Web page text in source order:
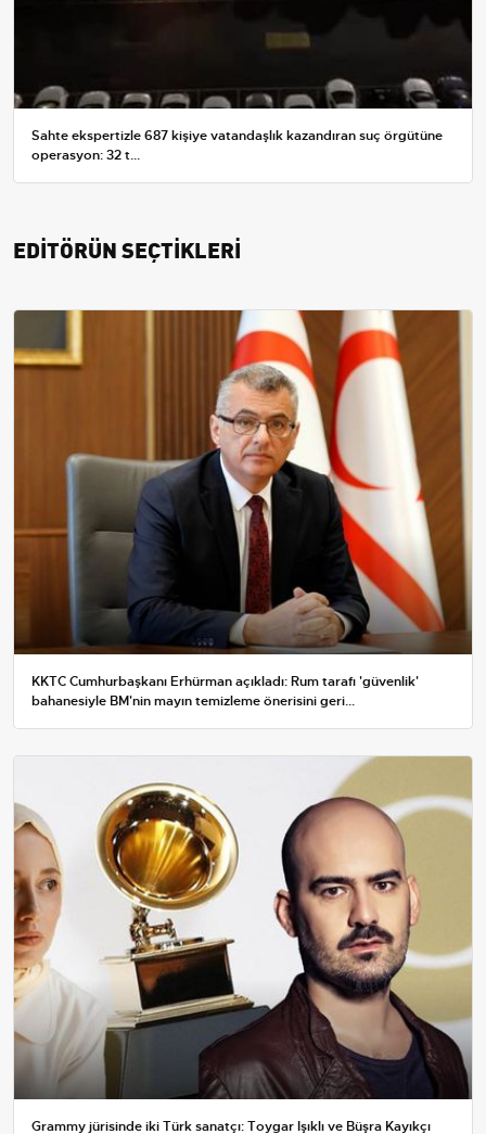
Sahte ekspertizle 687 kişiye vatandaşlık kazandıran suç örgütüne
operasyon: 32 t...
EDİTÖRÜN SEÇTİKLERİ
KKTC Cumhurbaşkanı Erhürman açıkladı: Rum tarafı 'güvenlik'
bahanesiyle BM'nin mayın temizleme önerisini geri...
Grammy jürisinde iki Türk sanatçı: Toygar Işıklı ve Büşra Kayıkçı